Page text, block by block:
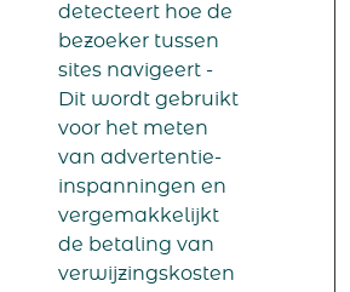
detecteert hoe de
bezoeker tussen
sites navigeert -
Dit wordt gebruikt
voor het meten
van advertentie-
inspanningen en
vergemakkelijkt
de betaling van
verwijzingskosten